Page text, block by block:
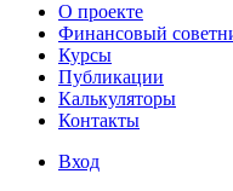
О проекте
Финансовый
Курсы
Публикации
Калькуляторы
Контакты
Вход